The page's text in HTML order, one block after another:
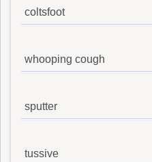
coltsfoot
whooping cough
sputter
tussive